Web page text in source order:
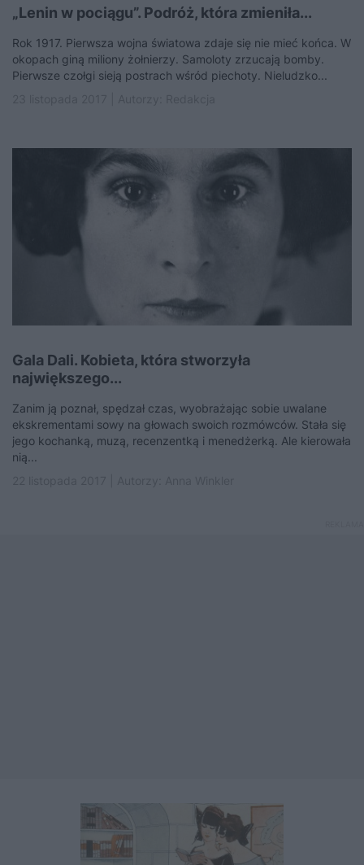
„Lenin w pociągu”. Podróż, która zmieniła...
Rok 1917. Pierwsza wojna światowa zdaje się nie mieć końca. W
okopach giną miliony żołnierzy. Samoloty zrzucają bomby.
Pierwsze czołgi sieją postrach wśród piechoty. Nieludzko...
Gala Dali. Kobieta, która stworzyła
największego...
Zanim ją poznał, spędzał czas, wyobrażając sobie uwalane
ekskrementami sowy na głowach swoich rozmówców. Stała się
jego kochanką, muzą, recenzentką i menedżerką. Ale kierowała
nią...